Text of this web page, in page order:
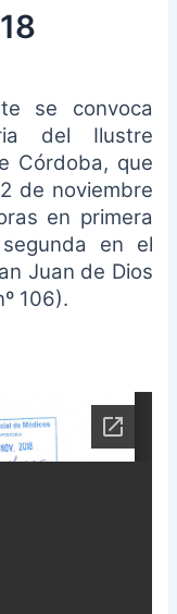
se convoca
del Ilustre
Córdoba, que
de noviembre
en primera
en el
Juan de Dios
106).